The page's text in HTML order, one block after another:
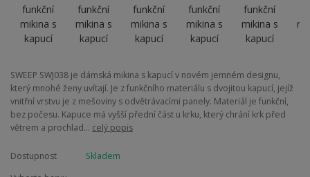
SWEEP SWJ038 je dámská mikina s kapucí v novém jemném designu,
který mnohé ženy uvítají. Je z funkčního materiálu s dvojitou kapucí, jejíž
vnitřní vrstvu je z mešoviny s odvětrávacími panely. Materiál je funkční,
bez počesu. Kapuce má vyšší přední část u krku, který chrání krk před
větrem a prochlad... celý popis
Dostupnost
Skladem